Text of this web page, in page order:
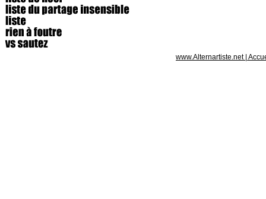
www.Alternartiste.net|